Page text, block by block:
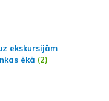
ekskursijām
ēkā (2)